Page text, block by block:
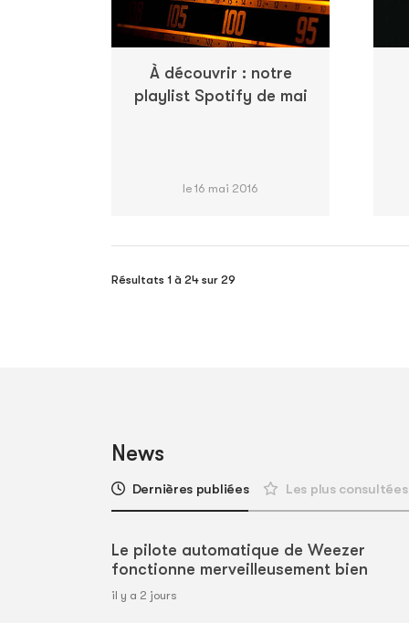
À découvrir : notre
playlist Spotify de mai
le 16 mai 2016
Résultats 1 à 24 sur 29
News
Dernières publiées Les plus consultées
Le pilote automatique de Weezer
fonctionne merveilleusement bien
il y a 2 jours